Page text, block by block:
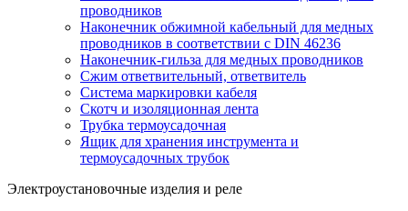
проводников
Наконечник обжимной кабельный для медных
проводников в соответствии с DIN 46236
Наконечник-гильза для медных проводников
Сжим ответвительный, ответвитель
Система маркировки кабеля
Скотч и изоляционная лента
Трубка термоусадочная
Ящик для хранения инструмента и
термоусадочных трубок
Электроустановочные изделия и реле